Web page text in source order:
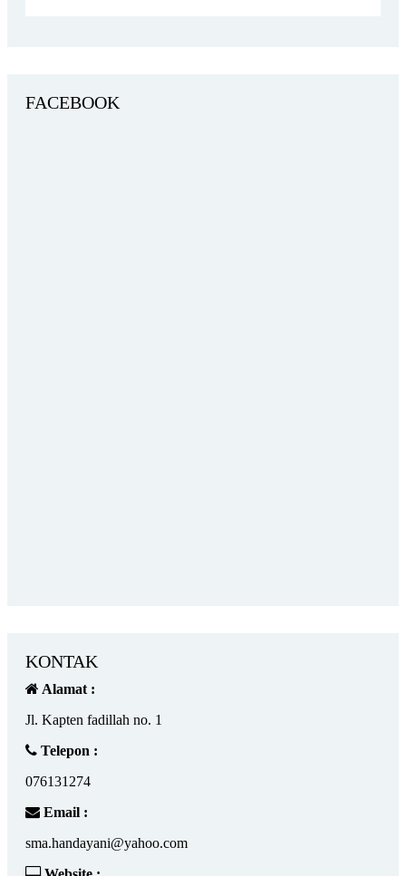
FACEBOOK
KONTAK
Alamat :
Jl. Kapten fadillah no. 1
Telepon :
076131274
Email :
sma.handayani@yahoo.com